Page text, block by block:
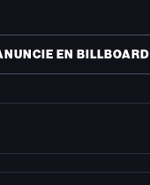
EN BILLBOARD